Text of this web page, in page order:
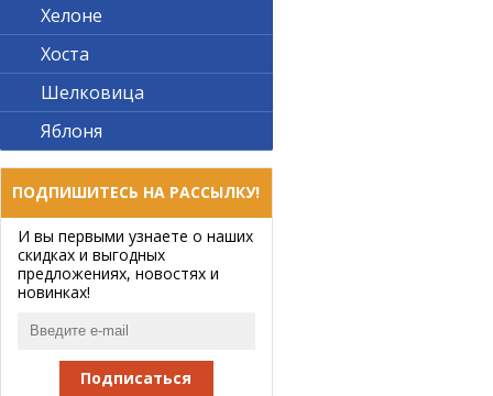
Хелоне
Хоста
Шелковица
Яблоня
ПОДПИШИТЕСЬ НА РАССЫЛКУ!
И вы первыми узнаете о наших
скидках и выгодных
предложениях, новостях и
новинках!
Подписаться